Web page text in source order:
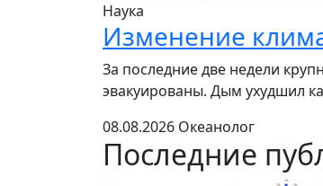
Наука
Изменение
За последние две недели
эвакуированы. Дым ухудшил
08.08.2026 Океанолог
Последние